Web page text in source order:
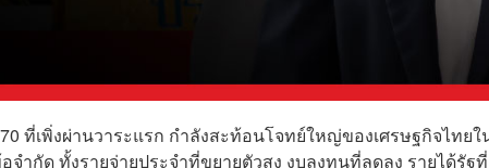
ที่เพิ่งผ่านวาระแรก กำลังสะท้อนโจทย์ใหญ่ของเศรษฐกิจไทยใ
จำกัด ทั้งรายจ่ายประจำที่ขยายตัวสูง งบลงทุนที่ลดลง รายได้รัฐที่